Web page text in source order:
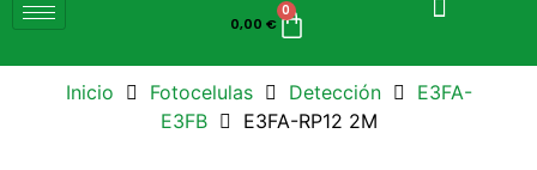
0,00 €
0
Inicio Fotocelulas Detección
E3FA-
E3FB
E3FA-RP12 2M